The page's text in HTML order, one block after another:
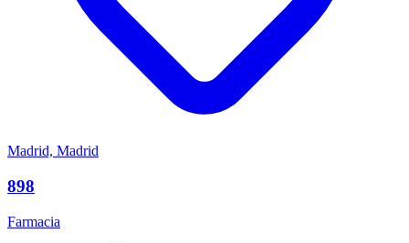
Madrid, Madrid
898
Farmacia